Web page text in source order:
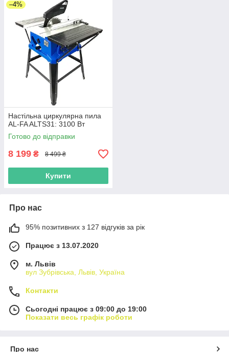
–4%
Настільна циркулярна пила
AL-FA ALTS31: 3100 Вт
Готово до відправки
8 199 ₴ 8 499 ₴
Купити
Про нас
95% позитивних з 127 відгуків за рік
Працює з 13.07.2020
м. Львів
вул Зубрівська, Львів, Україна
Контакти
Сьогодні працює з 09:00 до 19:00
Показати весь графік роботи
Про нас